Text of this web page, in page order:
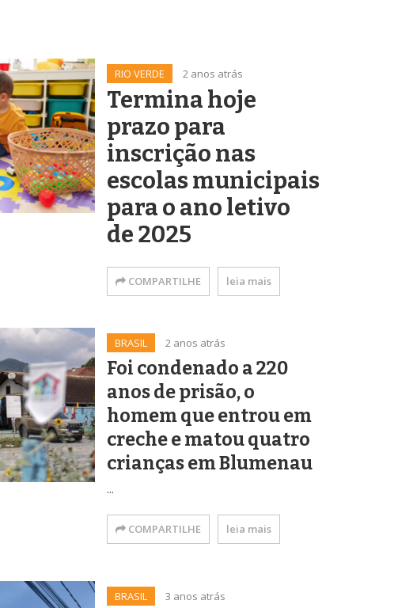
RIO VERDE 2 anos atrás
Termina hoje
prazo para
inscrição nas
escolas municipais
para o ano letivo
de 2025
COMPARTILHE leia mais
BRASIL 2 anos atrás
Foi condenado a 220
anos de prisão, o
homem que entrou em
creche e matou quatro
crianças em Blumenau
...
COMPARTILHE leia mais
BRASIL 3 anos atrás